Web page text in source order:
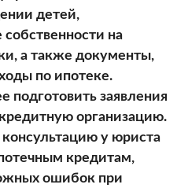
детей,
собственности на
а также документы,
по ипотеке.
подготовить заявления
организацию.
у юриста
кредитам,
ошибок при